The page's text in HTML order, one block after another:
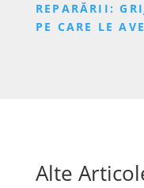
REPARĂRII:
PE CARE LE
Alte